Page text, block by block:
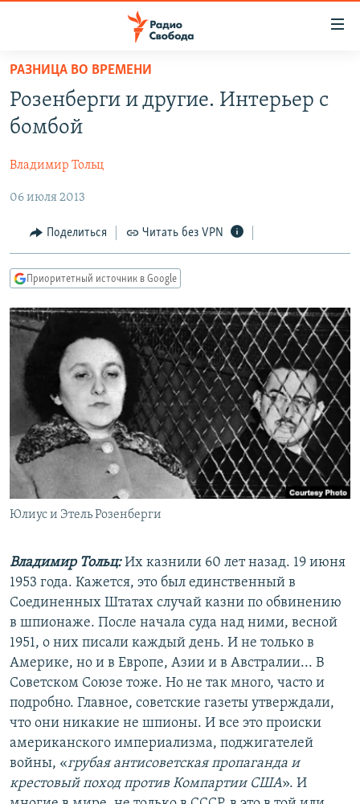
упрощенного
доступа
Вернуться
основному
Вернутся
главной
навигации
Вернутся
поиску
ПРОГРАММЫ
ПОДКАСТЫ
ЦИТАТЫ СВОБОДЫ
МНЕНИЯ
КУЛЬТУРА
IDEL.РЕАЛИИ
КАВКАЗ.РЕАЛИИ
СЕВЕР.РЕАЛИИ
СИБИРЬ.РЕАЛИИ
РАСПИСАНИЕ ВЕЩАНИЯ
ПОДПИШИТЕСЬ НА РАССЫЛКУ
СОЦИАЛЬНЫЕ СЕТИ
Все сайты РСЕ/РС
РАЗНИЦА ВО ВРЕМЕНИ
Розенберги и другие. Интерьер с
бомбой
Владимир Тольц
06 июля 2013
Поделиться Читать без VPN
Приоритетный источник в Google
Юлиус и Этель Розенберги
Владимир Тольц:Их казнили 60 лет назад. 19 июня
1953 года. Кажется, это был единственный в
Соединенных Штатах случай казни по обвинению
в шпионаже. После начала суда над ними, весной
1951, о них писали каждый день. И не только в
Америке, но и в Европе, Азии и в Австралии... В
Советском Союзе тоже. Но не так много, часто и
подробно. Главное, советские газеты утверждали,
что они никакие не шпионы. И все это происки
американского империализма, поджигателей
войны, «грубая антисоветская пропаганда и
крестовый поход против Компартии США». И